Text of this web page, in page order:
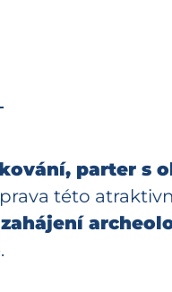
parter s
této
zahájení